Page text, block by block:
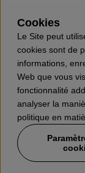
individuel,
Motoculteurs,
haute
Cookies
Le Site peut
cookies sont de
informations,
Web que vous
fonctionnalité
analyser la
politique en